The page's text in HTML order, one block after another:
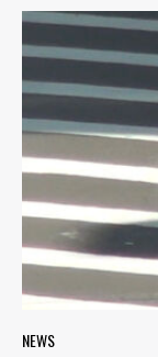
NEWS